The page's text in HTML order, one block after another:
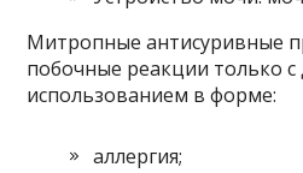
Митропные антисуривные
побочные реакции только
использованием в форме:
аллергия;